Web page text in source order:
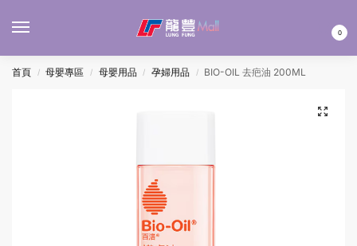
0
首頁 / 母嬰專區 / 母嬰用品 / 孕婦用品 / BIO-OIL 去疤油 200ML